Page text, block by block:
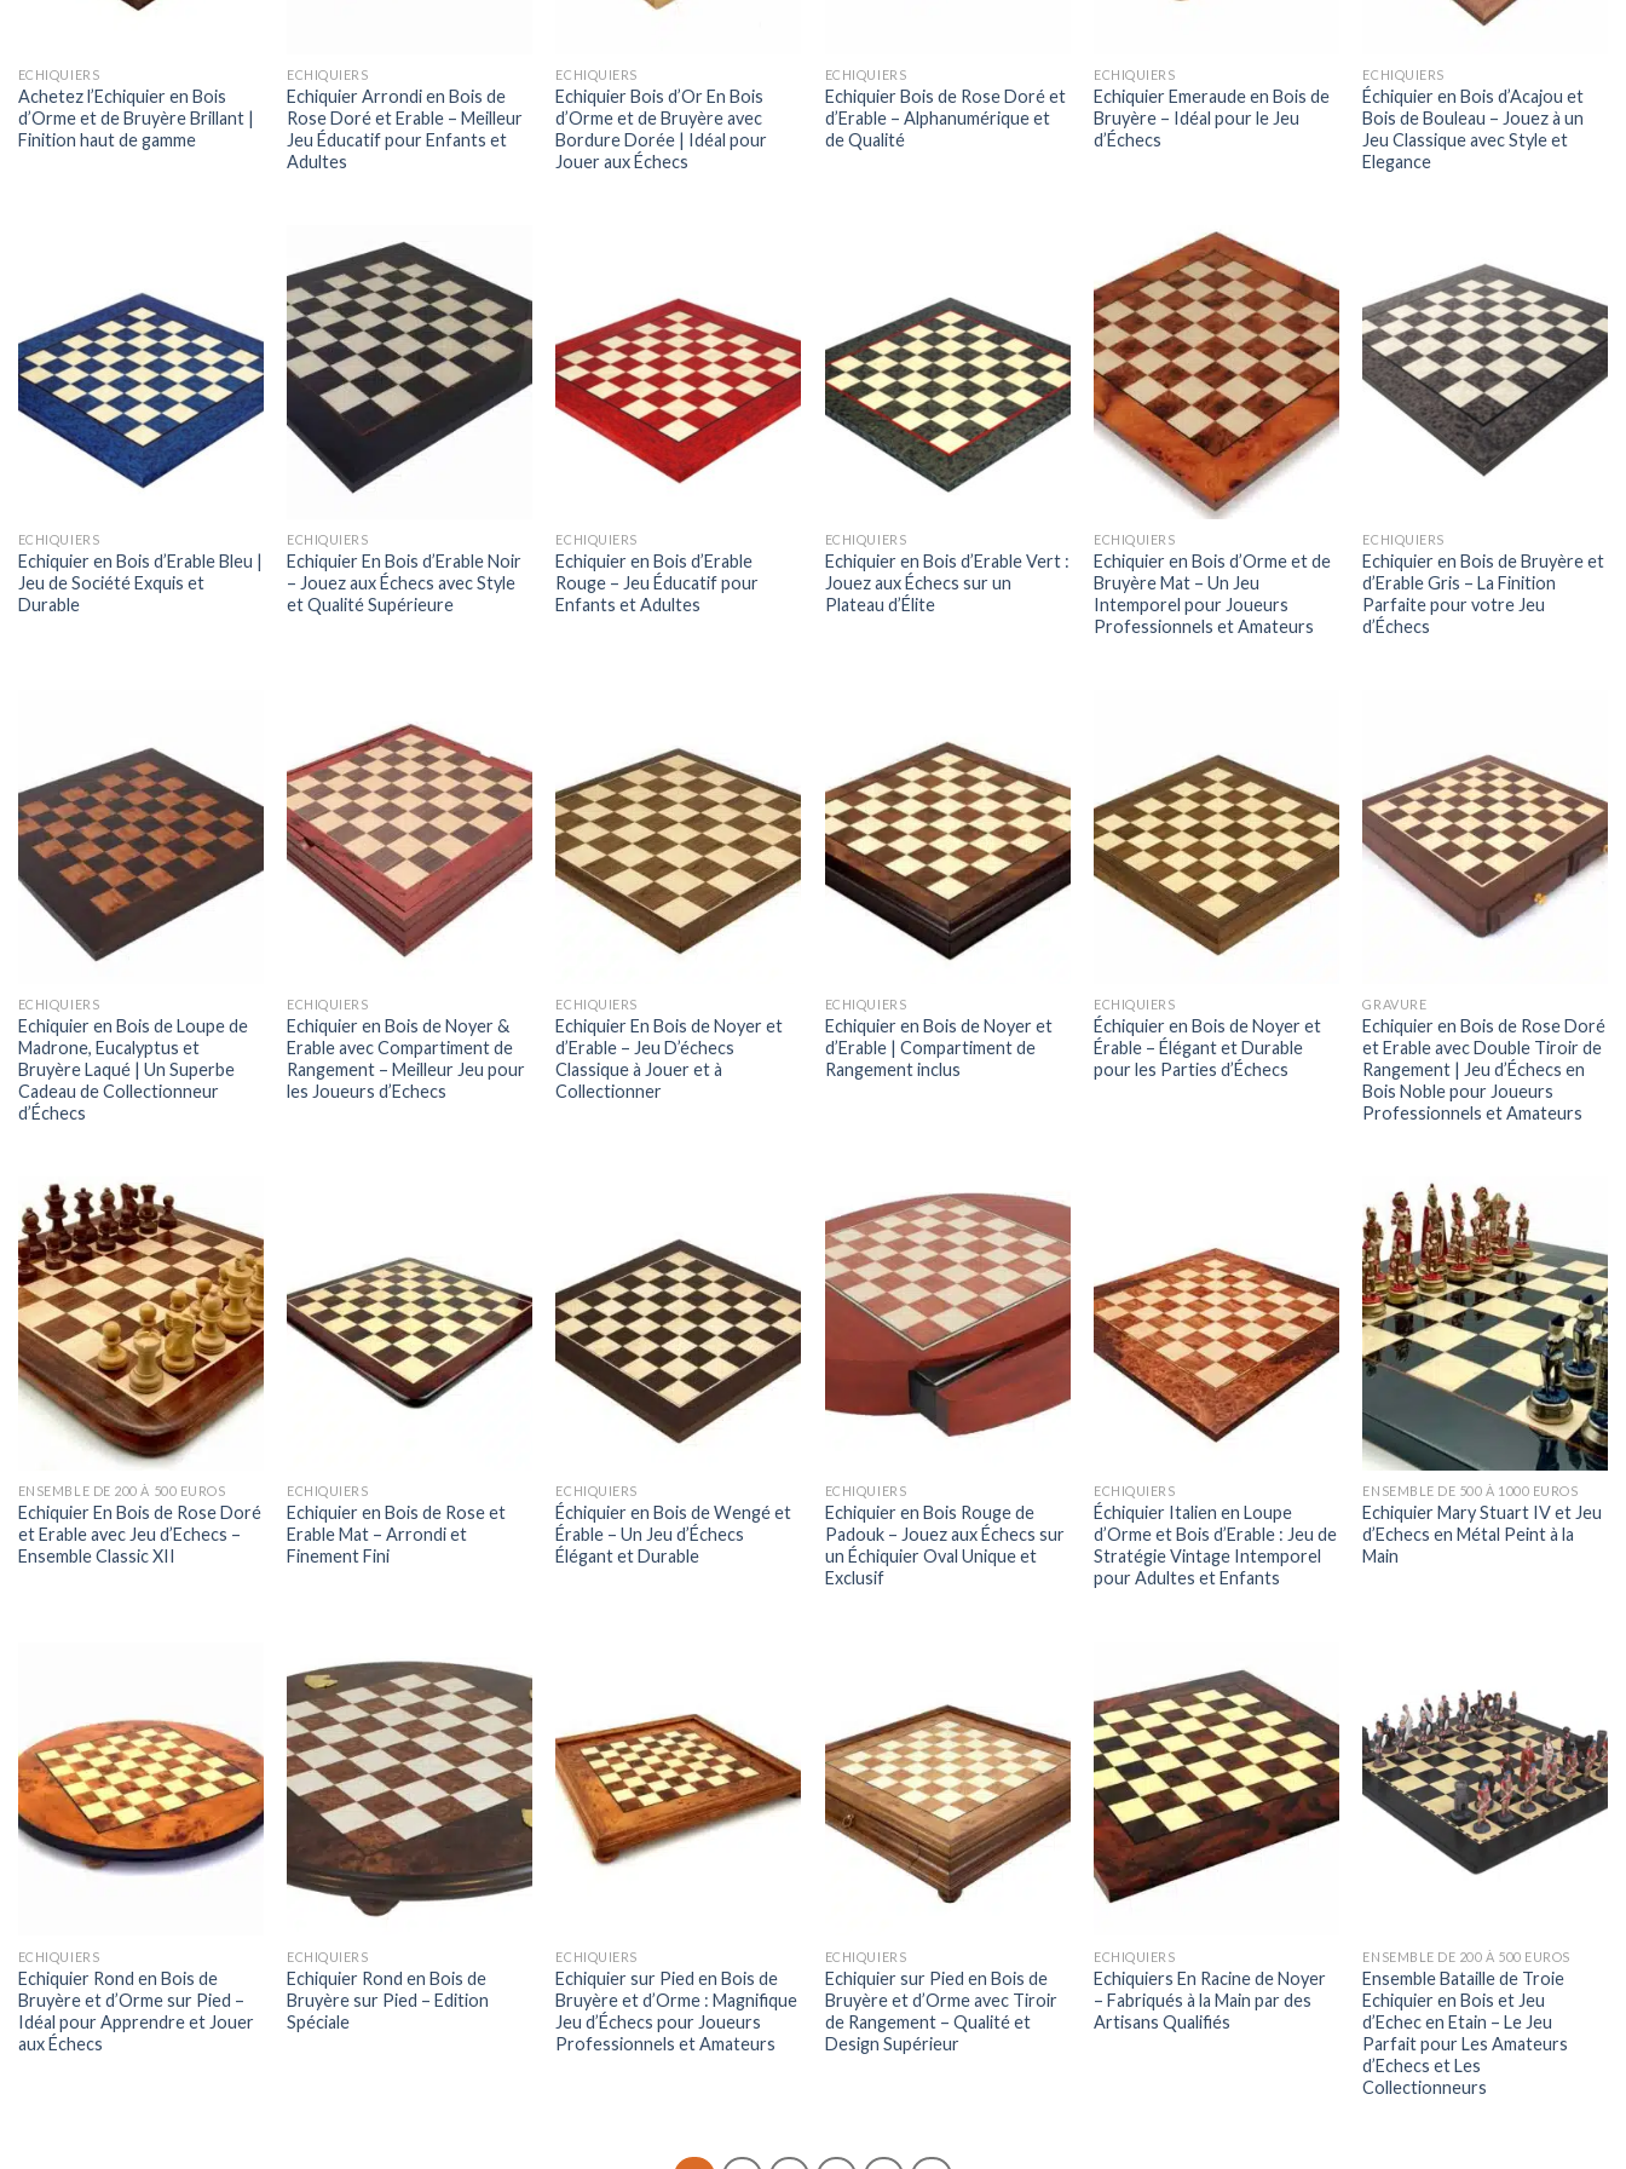
ECHIQUIERS
Achetez l’Echiquier en Bois
d’Orme et de Bruyère Brillant |
Finition haut de gamme
ECHIQUIERS
Echiquier Arrondi en Bois de
Rose Doré et Erable – Meilleur
Jeu Éducatif pour Enfants et
Adultes
ECHIQUIERS
Echiquier Bois d’Or En Bois
d’Orme et de Bruyère avec
Bordure Dorée | Idéal pour
Jouer aux Échecs
ECHIQUIERS
Echiquier Bois de Rose Doré et
d’Erable – Alphanumérique et
de Qualité
ECHIQUIERS
Echiquier Emeraude en Bois de
Bruyère – Idéal pour le Jeu
d’Échecs
ECHIQUIERS
Échiquier en Bois d’Acajou et
Bois de Bouleau – Jouez à un
Jeu Classique avec Style et
Elegance
ECHIQUIERS
Echiquier en Bois d’Erable Bleu |
Jeu de Société Exquis et
Durable
ECHIQUIERS
Echiquier En Bois d’Erable Noir
– Jouez aux Échecs avec Style
et Qualité Supérieure
ECHIQUIERS
Echiquier en Bois d’Erable
Rouge – Jeu Éducatif pour
Enfants et Adultes
ECHIQUIERS
Echiquier en Bois d’Erable Vert :
Jouez aux Échecs sur un
Plateau d’Élite
ECHIQUIERS
Echiquier en Bois d’Orme et de
Bruyère Mat – Un Jeu
Intemporel pour Joueurs
Professionnels et Amateurs
ECHIQUIERS
Echiquier en Bois de Bruyère et
d’Erable Gris – La Finition
Parfaite pour votre Jeu
d’Échecs
ECHIQUIERS
Echiquier en Bois de Loupe de
Madrone, Eucalyptus et
Bruyère Laqué | Un Superbe
Cadeau de Collectionneur
d’Échecs
ECHIQUIERS
Echiquier en Bois de Noyer &
Erable avec Compartiment de
Rangement – Meilleur Jeu pour
les Joueurs d’Echecs
ECHIQUIERS
Echiquier En Bois de Noyer et
d’Erable – Jeu D’échecs
Classique à Jouer et à
Collectionner
ECHIQUIERS
Echiquier en Bois de Noyer et
d’Erable | Compartiment de
Rangement inclus
ECHIQUIERS
Échiquier en Bois de Noyer et
Érable – Élégant et Durable
pour les Parties d’Échecs
GRAVURE
Echiquier en Bois de Rose Doré
et Erable avec Double Tiroir de
Rangement | Jeu d’Échecs en
Bois Noble pour Joueurs
Professionnels et Amateurs
ENSEMBLE DE 200 À 500 EUROS
Echiquier En Bois de Rose Doré
et Erable avec Jeu d’Echecs –
Ensemble Classic XII
ECHIQUIERS
Echiquier en Bois de Rose et
Erable Mat – Arrondi et
Finement Fini
ECHIQUIERS
Échiquier en Bois de Wengé et
Érable – Un Jeu d’Échecs
Élégant et Durable
ECHIQUIERS
Echiquier en Bois Rouge de
Padouk – Jouez aux Échecs sur
un Échiquier Oval Unique et
Exclusif
ECHIQUIERS
Échiquier Italien en Loupe
d’Orme et Bois d’Erable : Jeu de
Stratégie Vintage Intemporel
pour Adultes et Enfants
ENSEMBLE DE 500 À 1000 EUROS
Echiquier Mary Stuart IV et Jeu
d’Echecs en Métal Peint à la
Main
ECHIQUIERS
Echiquier Rond en Bois de
Bruyère et d’Orme sur Pied –
Idéal pour Apprendre et Jouer
aux Échecs
ECHIQUIERS
Echiquier Rond en Bois de
Bruyère sur Pied – Edition
Spéciale
ECHIQUIERS
Echiquier sur Pied en Bois de
Bruyère et d’Orme : Magnifique
Jeu d’Échecs pour Joueurs
Professionnels et Amateurs
ECHIQUIERS
Echiquier sur Pied en Bois de
Bruyère et d’Orme avec Tiroir
de Rangement – Qualité et
Design Supérieur
ECHIQUIERS
Echiquiers En Racine de Noyer
– Fabriqués à la Main par des
Artisans Qualifiés
ENSEMBLE DE 200 À 500 EUROS
Ensemble Bataille de Troie
Echiquier en Bois et Jeu
d’Echec en Etain – Le Jeu
Parfait pour Les Amateurs
d’Echecs et Les
Collectionneurs